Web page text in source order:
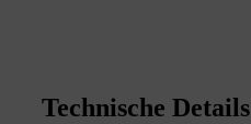
Technische Details